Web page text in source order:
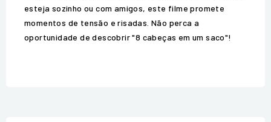
esteja sozinho ou com amigos, este filme promete
momentos de tensão e risadas. Não perca a
oportunidade de descobrir "8 cabeças em um saco"!